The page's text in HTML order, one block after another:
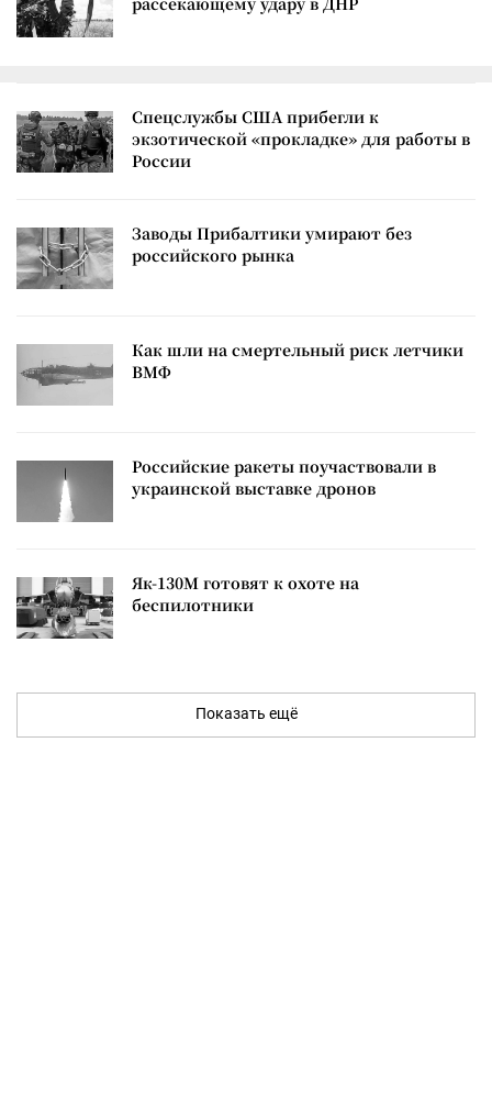
Спецслужбы США прибегли к
экзотической «прокладке» для работы в
России
Заводы Прибалтики умирают без
российского рынка
Как шли на смертельный риск летчики
ВМФ
Российские ракеты поучаствовали в
украинской выставке дронов
Як-130М готовят к охоте на
беспилотники
Показать ещё